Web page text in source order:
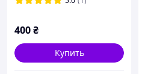
400₴
Купить